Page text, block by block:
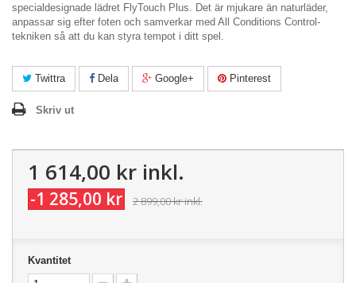
specialdesignade lädret FlyTouch Plus. Det är mjukare än naturläder,
anpassar sig efter foten och samverkar med All Conditions Control-
tekniken så att du kan styra tempot i ditt spel.
Twittra Dela Google+ Pinterest
Skriv ut
1 614,00 kr inkl.
-1 285,00 kr 2 899,00 krinkl.
Kvantitet